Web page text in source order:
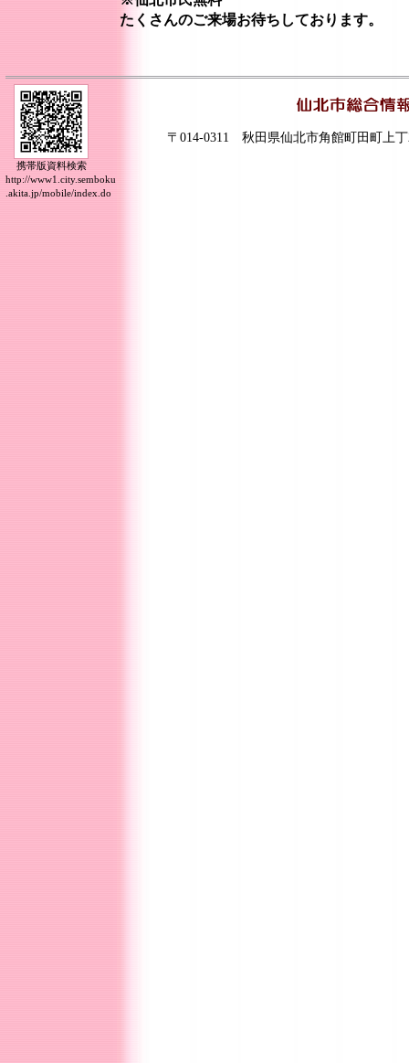
たくさんのご来場お待ちしております。
携帯版資料検索
http://www1.city.semboku
.akita.jp/mobile/index.do
〒014-0311 秋田県仙北市角館町田町上